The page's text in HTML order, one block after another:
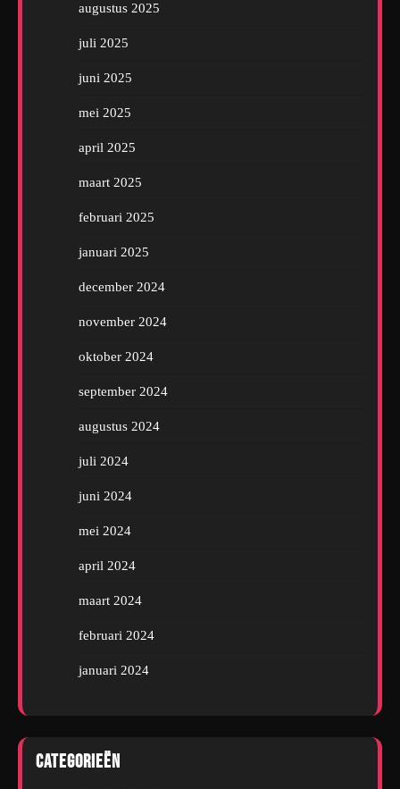
augustus 2025
juli 2025
juni 2025
mei 2025
april 2025
maart 2025
februari 2025
januari 2025
december 2024
november 2024
oktober 2024
september 2024
augustus 2024
juli 2024
juni 2024
mei 2024
april 2024
maart 2024
februari 2024
januari 2024
Categorieën